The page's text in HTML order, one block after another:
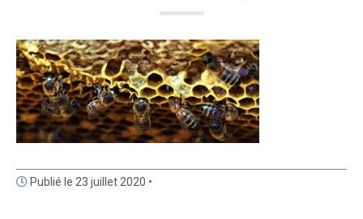
Publié le 23 juillet 2020 •